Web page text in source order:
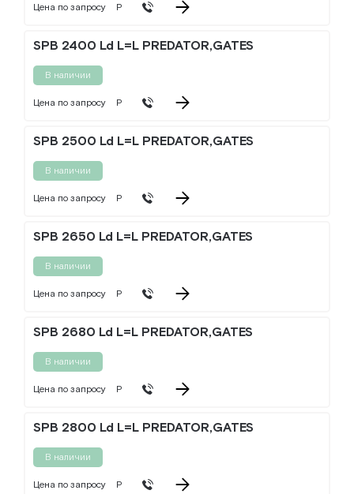
Цена по запросу Р
SPB 2400 Ld L=L PREDATOR,GATES
В наличии
Цена по запросу Р
SPB 2500 Ld L=L PREDATOR,GATES
В наличии
Цена по запросу Р
SPB 2650 Ld L=L PREDATOR,GATES
В наличии
Цена по запросу Р
SPB 2680 Ld L=L PREDATOR,GATES
В наличии
Цена по запросу Р
SPB 2800 Ld L=L PREDATOR,GATES
В наличии
Цена по запросу Р